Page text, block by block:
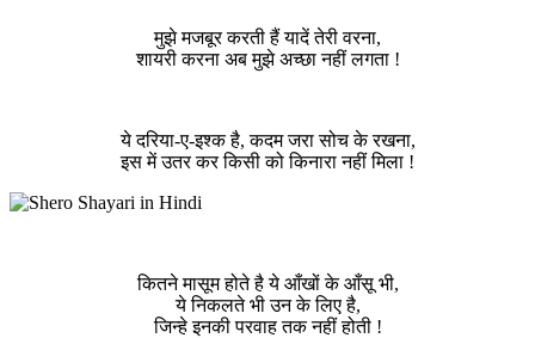
मुझे मजबूर करती हैं यादें तेरी वरना,
शायरी करना अब मुझे अच्छा नहीं लगता !
ये दरिया-ए-इश्क है, कदम जरा सोच के रखना,
इस में उतर कर किसी को किनारा नहीं मिला !
कितने मासूम होते है ये आँखों के आँसू भी,
ये निकलते भी उन के लिए है,
जिन्हे इनकी परवाह तक नहीं होती !